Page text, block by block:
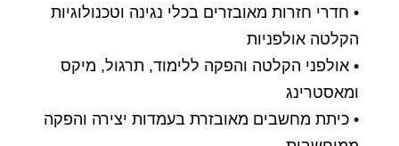
• חדרי חזרות מאובזרים בכלי נגינה וטכנולוגיות
הקלטה אולפניות
• אולפני הקלטה והפקה ללימוד, תרגול, מיקס
ומאסטרינג
• כיתת מחשבים מאובזרת בעמדות יצירה והפקה